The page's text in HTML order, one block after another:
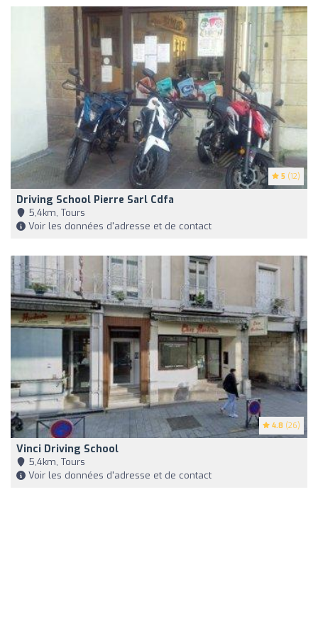
5 (12)
Driving School Pierre Sarl Cdfa
5,4km, Tours
Voir les données d'adresse et de contact
4.8 (26)
Vinci Driving School
5,4km, Tours
Voir les données d'adresse et de contact